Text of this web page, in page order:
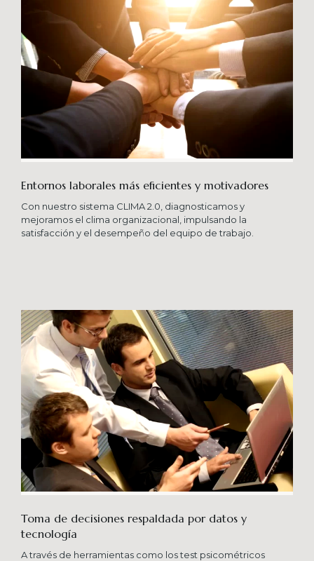
Entornos laborales más eficientes y motivadores
Con nuestro sistema CLIMA 2.0, diagnosticamos y
mejoramos el clima organizacional, impulsando la
satisfacción y el desempeño del equipo de trabajo.
Toma de decisiones respaldada por datos y
tecnología​
A través de herramientas como los test psicométricos